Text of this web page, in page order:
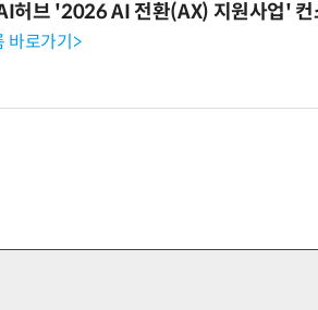
허브 '2026 AI 전환(AX) 지원사업' 컨
바로가기>